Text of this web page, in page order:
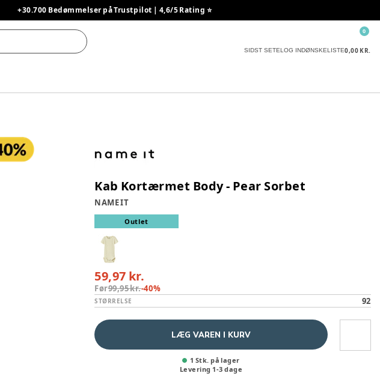
+30.700 Bedømmelser på Trustpilot | 4,6/5 Rating ⭐️
SIDST SETELOG INDØNSKELISTE0,00 KR.
0
Kab Kortærmet Body - Pear Sorbet
NAME IT
Outlet
59,97 kr.
Før99,95 kr.-40%
STØRRELSE 92
LÆG VAREN I KURV
1 Stk. på lager
Levering 1-3 dage